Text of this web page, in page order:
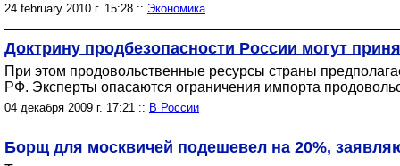
24 february 2010 г. 15:28 :: Экономика
Доктрину продбезопасности России могут
При этом продовольственные ресурсы страны
РФ. Эксперты опасаются ограничения импорта
04 декабря 2009 г. 17:21 :: В России
Борщ для москвичей подешевел на 20%,